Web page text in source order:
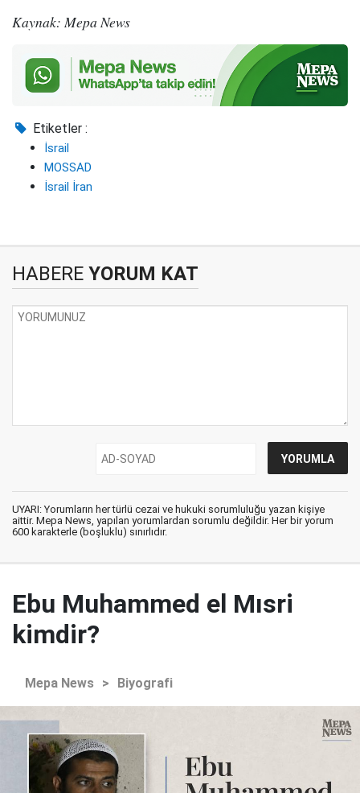
Kaynak: Mepa News
Etiketler :
İsrail
MOSSAD
İsrail İran
HABERE YORUM KAT
UYARI: Yorumların her türlü cezai ve hukuki sorumluluğu yazan kişiye
aittir. Mepa News, yapılan yorumlardan sorumlu değildir. Her bir yorum
600 karakterle (boşluklu) sınırlıdır.
Ebu Muhammed el Mısri
kimdir?
Mepa News > Biyografi